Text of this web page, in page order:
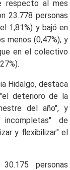
respecto al mes
23.778 personas
1,81%) y bajó en
menos (0,47%), y
en el colectivo
Hidalgo, destaca
deterioro de la
del año", y
de
y flexibilizar" el
personas